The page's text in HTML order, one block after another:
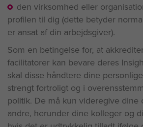
den virksomhed eller
profilen til dig (dette betyder
er ansat af din arbejdsgiver).
Som en betingelse for, at
facilitatorer kan bevare deres
skal disse håndtere dine
strengt fortroligt og i
politik. De må kun videregive dine
andre, herunder dine kolleger og